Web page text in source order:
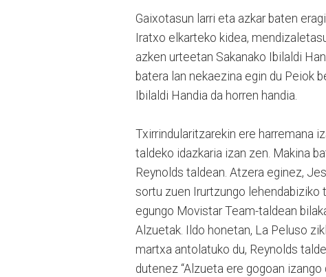
Gaixotasun larri eta azkar baten
Iratxo elkarteko kidea,
azken urteetan Sakanako Ibilaldi
batera lan nekaezina egin du Peiok
Ibilaldi Handia da horren handia.
Txirrindularitzarekin ere harremana
taldeko idazkaria izan zen. Makina
Reynolds taldean. Atzera eginez,
sortu zuen Irurtzungo lehendabiziko
egungo Movistar Team-taldean
Alzuetak. Ildo honetan, La Peluso
martxa antolatuko du, Reynolds
dutenez “Alzueta ere gogoan izango